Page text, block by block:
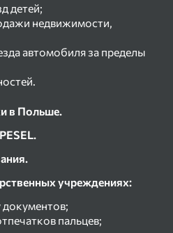
детей;
недвижимости,
автомобиля за пределы
в Польше.
учреждениях:
документов;
пальцев;